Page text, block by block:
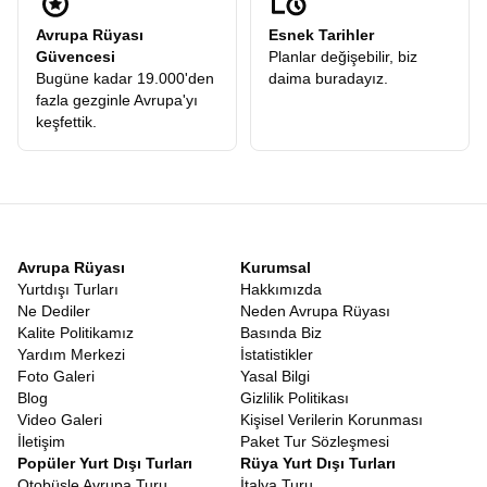
vermeden, en iyi otellerde konaklayarak ve en tecrübeli
rehberlerle gezerek, verdiğiniz ücretin karşılığını fazlasıyla
alırsınız.
Uygun Fiyatlı Benelux Turu
Herkesin dünyayı gezme hakkı olduğuna inanıyoruz. Bu vizyonla,
Uygun Fiyatlı Benelux Turu
erken rezervasyon dönemlerinde kaçırılmayacak fırsatlar
Rüyası'nın operasyonel gücü ve yılların getirdiği tecrübe
sayesinde, maliyetleri optimize ederek size en iyi deneyimi en
makul bütçelerle sunabiliyoruz. Öğrencisinden emeklisine, balayı
çiftlerinden yalnız gezginlere kadar her kesimden insanın
katılabileceği bu turlar,
En Ucuz Benelux Turu
sarsmadan Avrupa’yı keşfetmenin en akılcı yoludur.
Benelux Turu 2026
Seyahat tutkunları bilir ki, iyi bir tatil iyi bir planlama gerektirir.
Şimdiden
sezonu için yerinizi ayırtmak hem
fiyat avantajı sağlar hem de kontenjan sorunu yaşamanızı
engeller. Özellikle vize süreçlerinin yoğun olduğu dönemlerde,
Avrupa Rüyası
Güvencesi
Bugüne kadar 19.000'den
fazla gezginle Avrupa'yı
keşfettik.
Esnek Tarihler
Planlar değişebilir, biz
daima buradayız.
Avrupa Rüyası
Yurtdışı Turları
Ne Dediler
Kalite Politikamız
Yardım Merkezi
Foto Galeri
Blog
Video Galeri
İletişim
Kurumsal
Hakkımızda
Neden Avrupa Rüyası
Basında Biz
İstatistikler
Yasal Bilgi
Gizlilik Politikası
Kişisel Verilerin Korunması
Paket Tur Sözleşmesi
Popüler Yurt Dışı Turları
Rüya Yurt Dışı Turları